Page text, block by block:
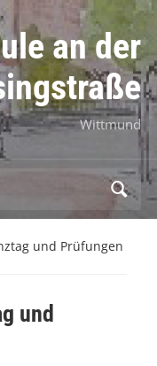
an der
Wittmund
und Prüfungen
und